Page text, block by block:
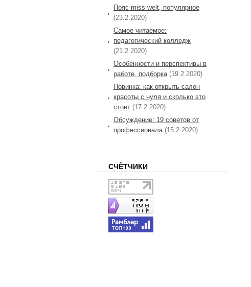
Пояс miss welt, популярное
(23.2.2020)
Самое читаемое:
педагогический колледж
(21.2.2020)
Особенности и перспективы в
работе, подборка (19.2.2020)
Новинка: как открыть салон
красоты с нуля и сколько это
стоит (17.2.2020)
Обсуждение: 19 советов от
профессионала (15.2.2020)
СЧЁТЧИКИ